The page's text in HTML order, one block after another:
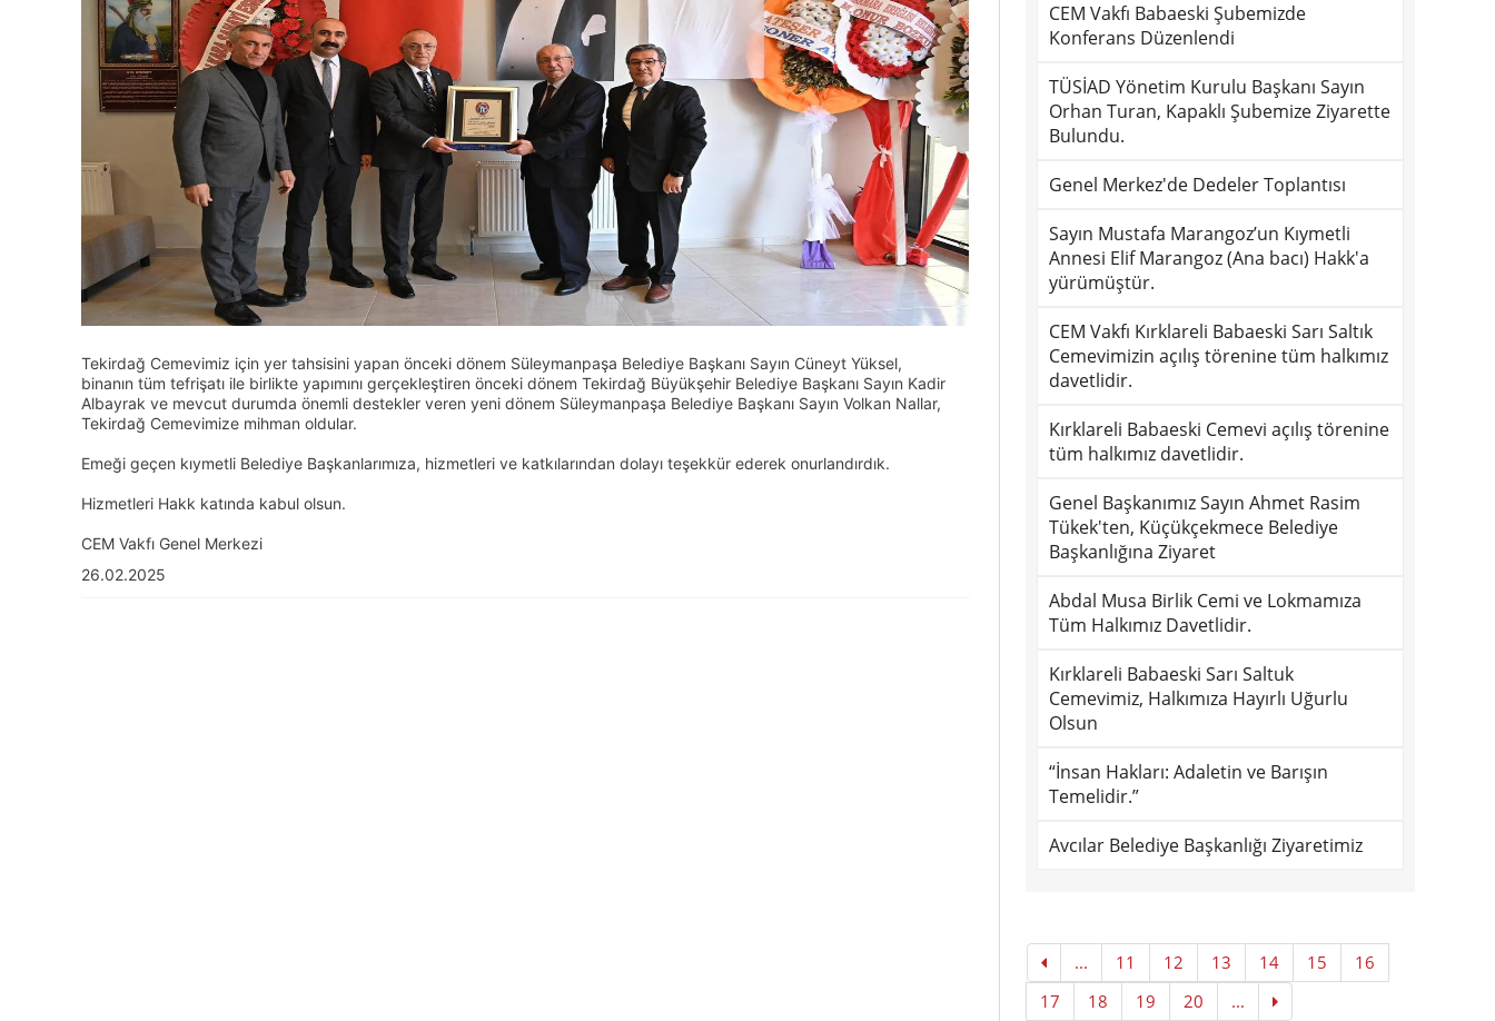
Tekirdağ Cemevimiz için yer tahsisini yapan önceki dönem Süleymanpaşa Belediye Başkanı Sayın Cüneyt Yüksel,
binanın tüm tefrişatı ile birlikte yapımını gerçekleştiren önceki dönem Tekirdağ Büyükşehir Belediye Başkanı Sayın Kadir
Albayrak ve mevcut durumda önemli destekler veren yeni dönem Süleymanpaşa Belediye Başkanı Sayın Volkan Nallar,
Tekirdağ Cemevimize mihman oldular.
Emeği geçen kıymetli Belediye Başkanlarımıza, hizmetleri ve katkılarından dolayı teşekkür ederek onurlandırdık.
Hizmetleri Hakk katında kabul olsun.
CEM Vakfı Genel Merkezi
26.02.2025
CEM Vakfı Babaeski Şubemizde
Konferans Düzenlendi
TÜSİAD Yönetim Kurulu Başkanı Sayın
Orhan Turan, Kapaklı Şubemize Ziyarette
Bulundu.
Genel Merkez'de Dedeler Toplantısı
Sayın Mustafa Marangoz’un Kıymetli
Annesi Elif Marangoz (Ana bacı) Hakk'a
yürümüştür.
CEM Vakfı Kırklareli Babaeski Sarı Saltık
Cemevimizin açılış törenine tüm halkımız
davetlidir.
Kırklareli Babaeski Cemevi açılış törenine
tüm halkımız davetlidir.
Genel Başkanımız Sayın Ahmet Rasim
Tükek'ten, Küçükçekmece Belediye
Başkanlığına Ziyaret
Abdal Musa Birlik Cemi ve Lokmamıza
Tüm Halkımız Davetlidir.
Kırklareli Babaeski Sarı Saltuk
Cemevimiz, Halkımıza Hayırlı Uğurlu
Olsun
“İnsan Hakları: Adaletin ve Barışın
Temelidir.”
Avcılar Belediye Başkanlığı Ziyaretimiz
... 11 12 13 14 15
16
17
18 19 20 ...